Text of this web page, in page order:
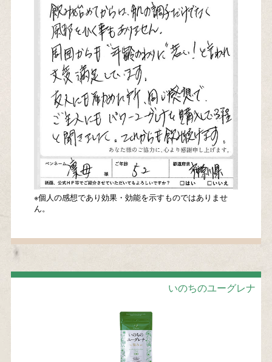
※個人の感想であり効果・効能を示すものではありませ
ん。
いのちのユーグレナ